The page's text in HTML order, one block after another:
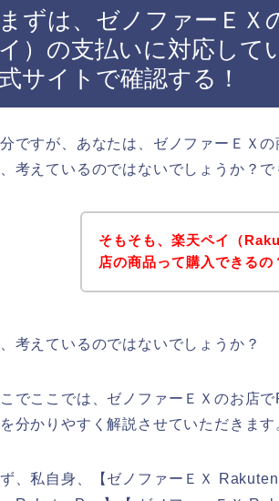
まずは、ゼノファーＥＸ
イ）の支払いに対応して
サイトで確認する！
ですが、あなたは、ゼノファーＥＸ
考えているのではないでしょうか？で
そもそも、楽天ペイ（
店の商品って購入できるの
考えているのではないでしょうか？
でここでは、ゼノファーＥＸのお店
分かりやすく解説させていただきます
ず、私自身、【ゼノファーＥＸ